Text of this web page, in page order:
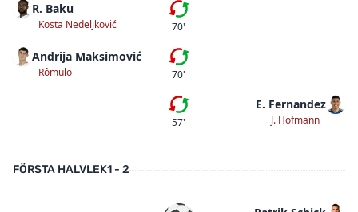
R. Baku
Kosta Nedeljković
Andra bytet
70'
Andrija Maksimović
Rômulo
Första bytet
70'
Första bytet
57'
E. Fernandez
J. Hofmann
FÖRSTA HALVLEK1 - 2